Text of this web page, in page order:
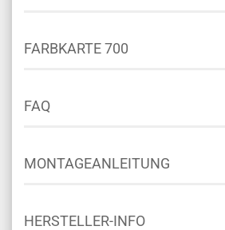
FARBKARTE 700
FAQ
MONTAGEANLEITUNG
HERSTELLER-INFO